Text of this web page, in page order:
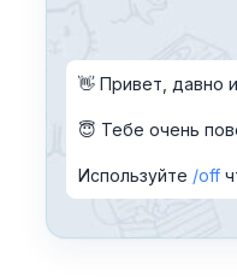
Хочу получить
👋 Привет, давно
😇 Тебе очень
Используйте off